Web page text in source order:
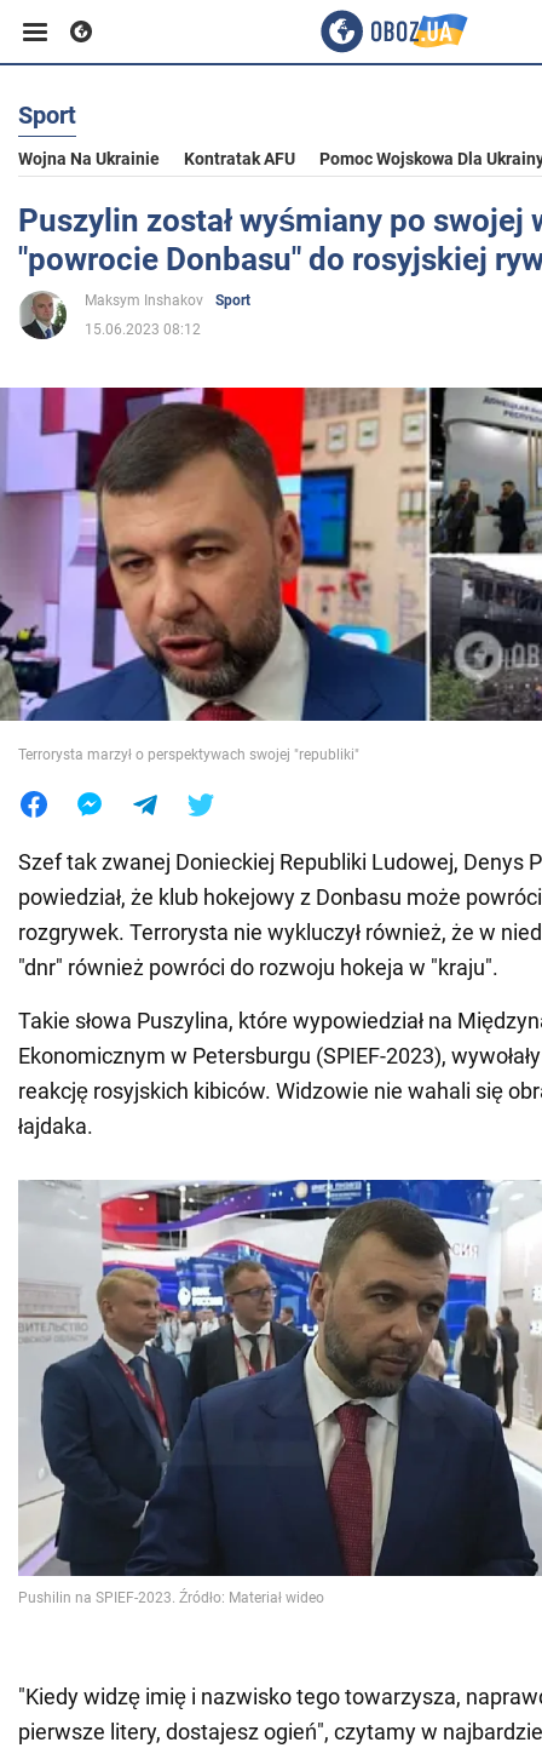
Biznes
Sport
Rozrywka
Polityka
Społeczeństwo
Wojna na Ukrainie
Świat
Jedzenie
Sport
Wojna Na Ukrainie Kontratak AFU Pomoc Wojskowa Dla
Puszylin został wyśmiany po swojej
"powrocie Donbasu" do rosyjskiej
Maksym Inshakov
Sport
15.06.2023 08:12
Terrorysta marzył o perspektywach swojej "republiki"
Szef tak zwanej Donieckiej Republiki Ludowej, Denys
powiedział, że klub hokejowy z Donbasu może
rozgrywek. Terrorysta nie wykluczył również, że w
"dnr" również powróci do rozwoju hokeja w "kraju".
Takie słowa Puszylina, które wypowiedział na
Ekonomicznym w Petersburgu (SPIEF-2023),
reakcję rosyjskich kibiców. Widzowie nie wahali się
łajdaka.
"Kiedy widzę imię i nazwisko tego towarzysza,
pierwsze litery, dostajesz ogień", czytamy w